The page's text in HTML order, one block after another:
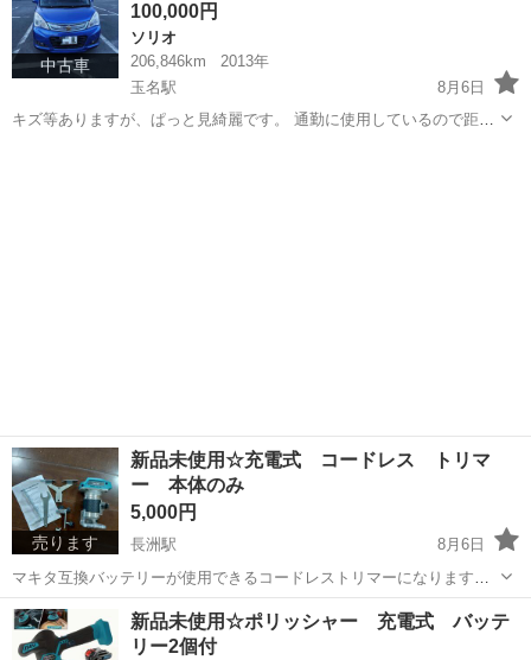
中古車
100,000円
ソリオ
206,846km
2013年
玉名駅
8月6日
キズ等ありますが、ぱっと見綺麗です。 通勤に使用しているので距離
売ります
新品未使用☆充電式 コードレス トリマ
ー 本体のみ
5,000円
長洲駅
8月6日
マキタ互換バッテリーが使用できるコードレストリマーになります。
バッテリーはついておりません。 写真に写っているものがすべてで
す。 値下げは行えません。 受け渡し場所は長洲町長洲の元スーパーの
広い駐車場で...
熊本 玉名郡 長洲駅 その他
新品未使用☆ポリッシャー 充電式 バッテ
リー2個付